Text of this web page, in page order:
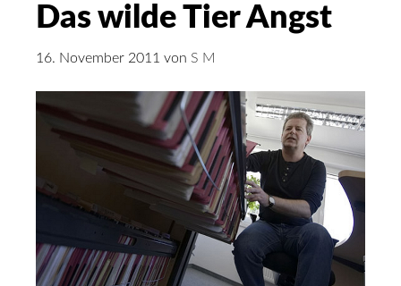
Das wilde Tier Angst
16. November 2011 von S M